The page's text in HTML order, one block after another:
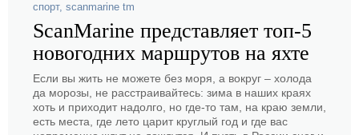
спорт, scanmarine tm
ScanMarine представляет топ-5
новогодних маршрутов на яхте
Если вы жить не можете без моря, а вокруг – холода
да морозы, не расстраивайтесь: зима в наших краях
хоть и приходит надолго, но где-то там, на краю земли,
есть места, где лето царит круглый год и где вас